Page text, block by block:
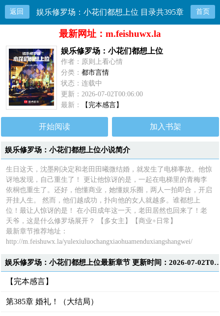
返回 娱乐修罗场：小花们都想上位 目录共395章 首页
最新网址：m.feishuwx.la
娱乐修罗场：小花们都想上位
作者：原则上看心情
分类：都市言情
状态：连载中
更新：2026-07-02T00:06:00
最新：
【完本感言】
开始阅读 加入书架
娱乐修罗场：小花们都想上位小说简介
生日这天，沈墨刚决定和老田田曦微结婚，就发生了电梯事故。他惊
讶地发现，自己重生了！ 更让他惊讶的是，一起在电梯里的青梅李
依桐也重生了。还好，他懂商业，她懂娱乐圈，两人一拍即合，开启
开挂人生。 然而，他们越成功，扑向他的女人就越多。谁都想上
位！最让人惊讶的是！ 在小田成年这一天，老田居然也回来了！老
天爷，这是什么修罗场展开？ 【多女主】【商业+日常】
最新章节推荐地址：
http://m.feishuwx.la/yulexiuluochangxiaohuamenduxiangshangwei/
娱乐修罗场：小花们都想上位最新章节 更新
【完本感言】
第385章 婚礼！（大结局）